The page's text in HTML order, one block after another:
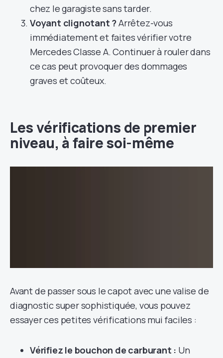
chez le garagiste sans tarder.
Voyant clignotant ?Arrêtez-vous
immédiatement et faites vérifier votre
Mercedes Classe A. Continuer à rouler dans
ce cas peut provoquer des dommages
graves et coûteux.
Les vérifications de premier
niveau, à faire soi-même
Avant de passer sous le capot avec une valise de
diagnostic super sophistiquée, vous pouvez
essayer ces petites vérifications mui faciles :
Vérifiez le bouchon de carburant : Un